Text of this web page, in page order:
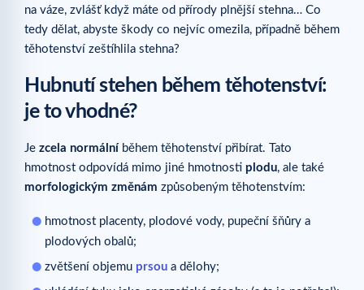
na váze, zvlášť když máte od přírody plnější stehna… Co
tedy dělat, abyste škody co nejvíc omezila, případně během
těhotenství zeštíhlila stehna?
Hubnutí stehen během těhotenství:
je to vhodné?
Je zcela normální během těhotenství přibírat. Tato
hmotnost odpovídá mimo jiné hmotnosti plodu, ale také
morfologickým změnám způsobeným těhotenstvím:
hmotnost placenty, plodové vody, pupeční šňůry a
plodových obalů;
zvětšení objemu prsou a dělohy;